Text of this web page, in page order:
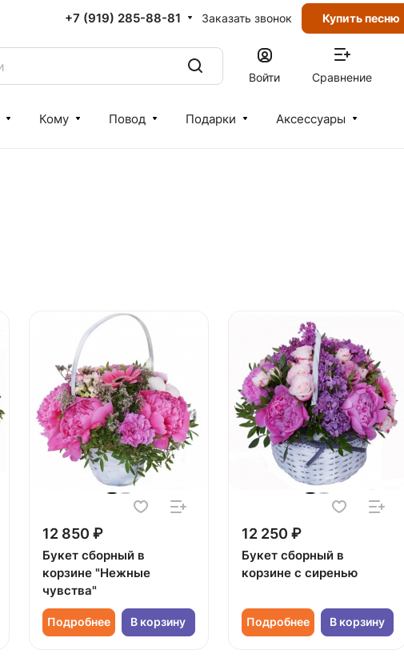
+7 (919) 285-88-81 Заказать звонок Купить песню
Войти Сравнение
Кому Повод Подарки Аксессуары
12 850 ₽
Букет сборный в
корзине "Нежные
чувства"
Подробнее В корзину
12 250 ₽
Букет сборный в
корзине с сиренью
Подробнее В корзину